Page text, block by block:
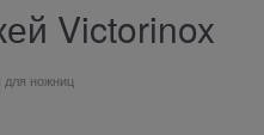
Victorinox
ножниц